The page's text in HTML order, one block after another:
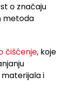
o značaju
metoda
čišćenje, koje
i